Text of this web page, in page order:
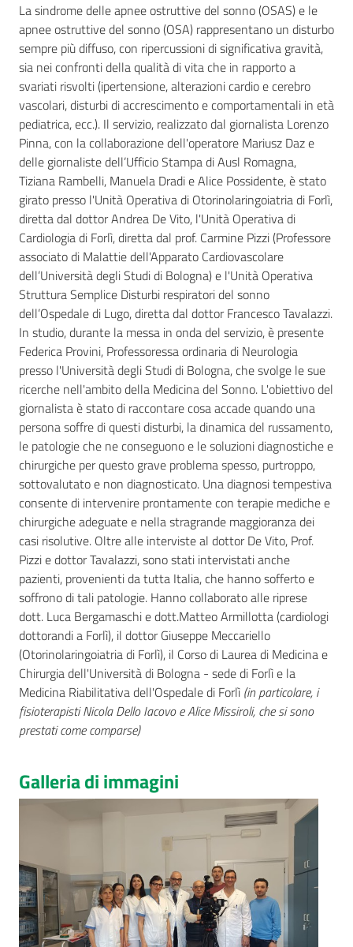
La sindrome delle apnee ostruttive del sonno (OSAS) e le
apnee ostruttive del sonno (OSA) rappresentano un disturbo
sempre più diffuso, con ripercussioni di significativa gravità,
sia nei confronti della qualità di vita che in rapporto a
svariati risvolti (ipertensione, alterazioni cardio e cerebro
vascolari, disturbi di accrescimento e comportamentali in età
pediatrica, ecc.). Il servizio, realizzato dal giornalista Lorenzo
Pinna, con la collaborazione dell'operatore Mariusz Daz e
delle giornaliste dell’Ufficio Stampa di Ausl Romagna,
Tiziana Rambelli, Manuela Dradi e Alice Possidente, è stato
girato presso l'Unità Operativa di Otorinolaringoiatria di Forlì,
diretta dal dottor Andrea De Vito, l'Unità Operativa di
Cardiologia di Forlì, diretta dal prof. Carmine Pizzi (Professore
associato di Malattie dell'Apparato Cardiovascolare
dell’Università degli Studi di Bologna) e l'Unità Operativa
Struttura Semplice Disturbi respiratori del sonno
dell’Ospedale di Lugo, diretta dal dottor Francesco Tavalazzi.
In studio, durante la messa in onda del servizio, è presente
Federica Provini, Professoressa ordinaria di Neurologia
presso l'Università degli Studi di Bologna, che svolge le sue
ricerche nell'ambito della Medicina del Sonno. L'obiettivo del
giornalista è stato di raccontare cosa accade quando una
persona soffre di questi disturbi, la dinamica del russamento,
le patologie che ne conseguono e le soluzioni diagnostiche e
chirurgiche per questo grave problema spesso, purtroppo,
sottovalutato e non diagnosticato. Una diagnosi tempestiva
consente di intervenire prontamente con terapie mediche e
chirurgiche adeguate e nella stragrande maggioranza dei
casi risolutive. Oltre alle interviste al dottor De Vito, Prof.
Pizzi e dottor Tavalazzi, sono stati intervistati anche
pazienti, provenienti da tutta Italia, che hanno sofferto e
soffrono di tali patologie. Hanno collaborato alle riprese
dott. Luca Bergamaschi e dott.Matteo Armillotta (cardiologi
dottorandi a Forlì), il dottor Giuseppe Meccariello
(Otorinolaringoiatria di Forlì), il Corso di Laurea di Medicina e
Chirurgia dell'Università di Bologna - sede di Forlì e la
Medicina Riabilitativa dell'Ospedale di Forlì (in particolare, i
fisioterapisti Nicola Dello Iacovo e Alice Missiroli, che si sono
prestati come comparse)
Galleria di immagini